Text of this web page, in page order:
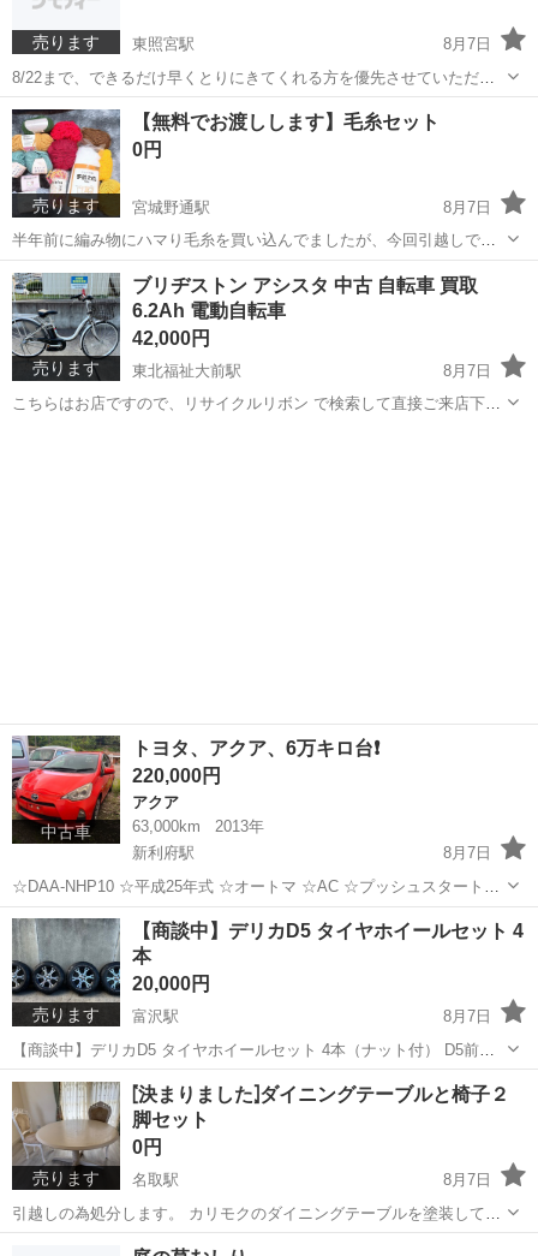
売ります 東照宮駅
8月7日
8/22まで、できるだけ早くとりにきてくれる方を優先させていただき
ます。 よろしくおねがいします。
宮城 仙台市 東照宮駅 キッチン家電
売ります
【無料でお渡しします】毛糸セット
0円
宮城野通駅
8月7日
半年前に編み物にハマり毛糸を買い込んでましたが、今回引越しで持
っていけないのでお譲りできる方を探しています。 新品のものもあれ
ば、余った毛糸、ワタも含まれます。 編み物始めたいけどお金をかけ
たくない！方など、いかがでしょうか...
宮城 仙台市 宮城野通駅
売ります
ブリヂストン アシスタ 中古 自転車 買取
6.2Ah 電動自転車
42,000円
東北福祉大前駅
8月7日
こちらはお店ですので、リサイクルリボン で検索して直接ご来店下さ
中古車
トヨタ、アクア、6万キロ台❗️
220,000円
アクア
63,000km
2013年
新利府駅
8月7日
☆DAA-NHP10 ☆平成25年式 ☆オートマ ☆AC ☆プッシュスタート、
ETC、ナビ、TV、バックカメラ付き 運転は問題ありませんが、キズや
凹みはあります。写真5枚しか載せられませんので、現車確認お願い致
します。 ...
宮城 宮城郡 新利府駅 アクア
売ります
【商談中】デリカD5 タイヤホイールセット 4
本
20,000円
富沢駅
8月7日
【商談中】デリカD5 タイヤホイールセット 4本（ナット付） D5前期
型で使用しておりました。全体的にキズやタイヤの減りがあります。
商品の状態は写真にてご確認いただき、ご判断をお願いいたします。
商品ご購入後の返品・交...
宮城 名取市 富沢駅 タイヤ、ホイール
売ります
⦍決まりました⦎ダイニングテーブルと椅子２
脚セット
0円
名取駅
8月7日
引越しの為処分します。 カリモクのダイニングテーブルを塗装して使
っていました。 椅子２脚とセットで引き取ってくれる方。 テーブル：
仙台市 名取駅 テーブル